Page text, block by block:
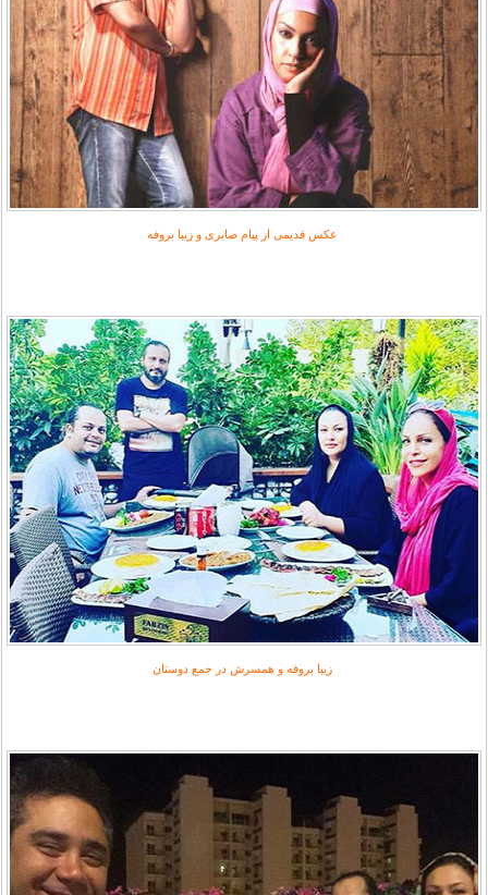
عکس قدیمی از پیام صابری و زیبا بروفه
زیبا بروفه و همسرش در جمع دوستان